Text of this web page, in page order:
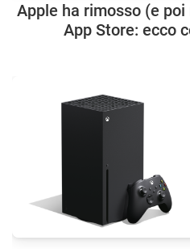
Apple ha rimosso (e
App Store: ecco